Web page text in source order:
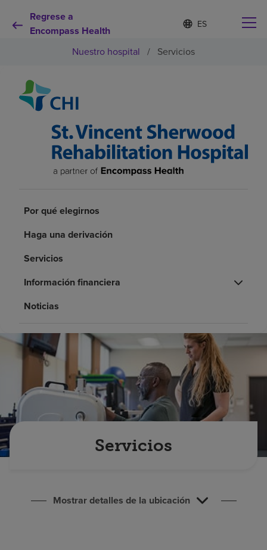
Regrese a
Encompass Health
Lista
de
idiomas
contraída
d
o
c
c
i
n
Por qué debe elegirnos
Servicios de rehabilitación
Pacientes y cuidadores
Recursos de salud
Acerca de nosotros
Empleos
Pagar mi factura
Nuestro hospital / Servicios
Por qué elegirnos
Haga una derivación
Servicios
Información financiera
Noticias
Servicios
Mostrar detalles de la ubicación